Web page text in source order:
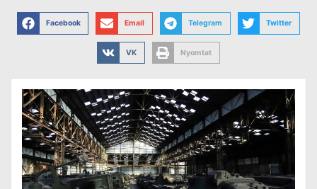
Facebook Email Telegram Twitter
VK Nyomtat